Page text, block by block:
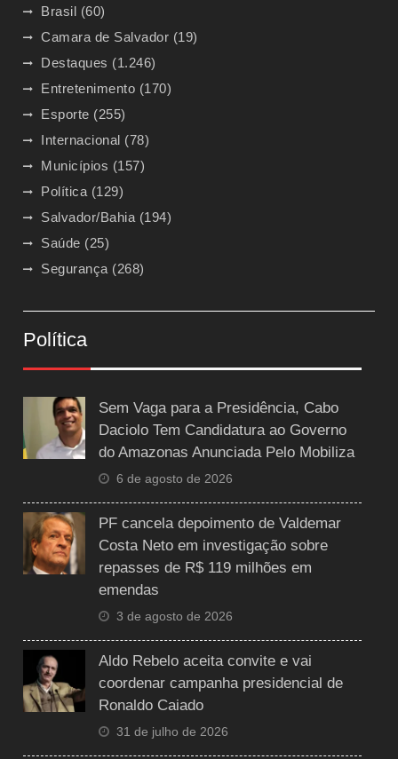
Brasil (60)
Camara de Salvador (19)
Destaques (1.246)
Entretenimento (170)
Esporte (255)
Internacional (78)
Municípios (157)
Política (129)
Salvador/Bahia (194)
Saúde (25)
Segurança (268)
Política
Sem Vaga para a Presidência, Cabo
Daciolo Tem Candidatura ao Governo
do Amazonas Anunciada Pelo Mobiliza
6 de agosto de 2026
PF cancela depoimento de Valdemar
Costa Neto em investigação sobre
repasses de R$ 119 milhões em
emendas
3 de agosto de 2026
Aldo Rebelo aceita convite e vai
coordenar campanha presidencial de
Ronaldo Caiado
31 de julho de 2026